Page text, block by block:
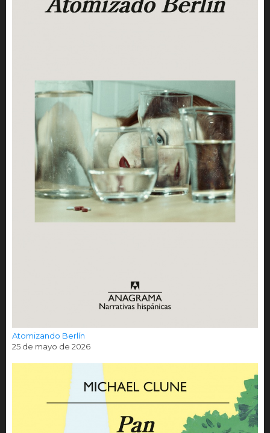
Atomizando Berlín
25 de mayo de 2026